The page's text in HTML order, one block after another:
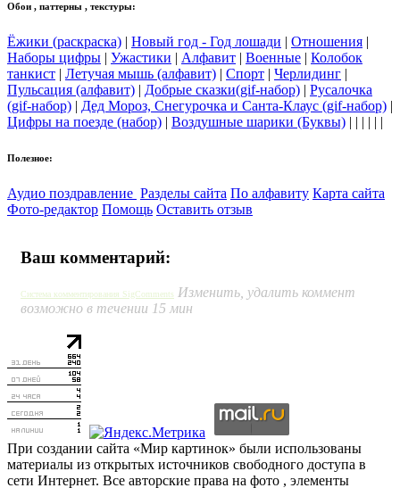
Обои , паттерны , текстуры:
Ёжики (раскраска) | Новый год - Год лошади | Отношения |
Наборы цифры | Ужастики | Алфавит | Военные | Колобок
танкист | Летучая мышь (алфавит) | Спорт | Черлидинг |
Пульсация (алфавит) | Добрые сказки(gif-набор) | Русалочка
(gif-набор) | Дед Мороз, Снегурочка и Санта-Клаус (gif-набор) |
Цифры на поезде (набор) | Воздушные шарики (Буквы) | | | | | |
Полезное:
Аудио поздравление Разделы сайта По алфавиту Карта сайта
Фото-редактор Помощь Оставить отзыв
Ваш комментарий:
Система комментирования SigComments Изменить, удалить коммент
возможно в течении 15 мин
При создании сайта «Мир картинок» были использованы
материалы из открытых источников свободного доступа в
сети Интернет. Все авторские права на фото , элементы